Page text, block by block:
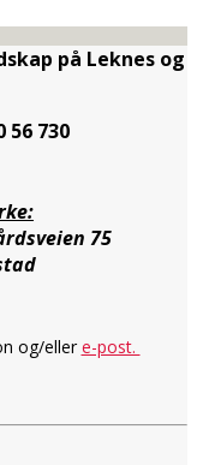
på Leknes og
56 730
75
og/ellere-post.